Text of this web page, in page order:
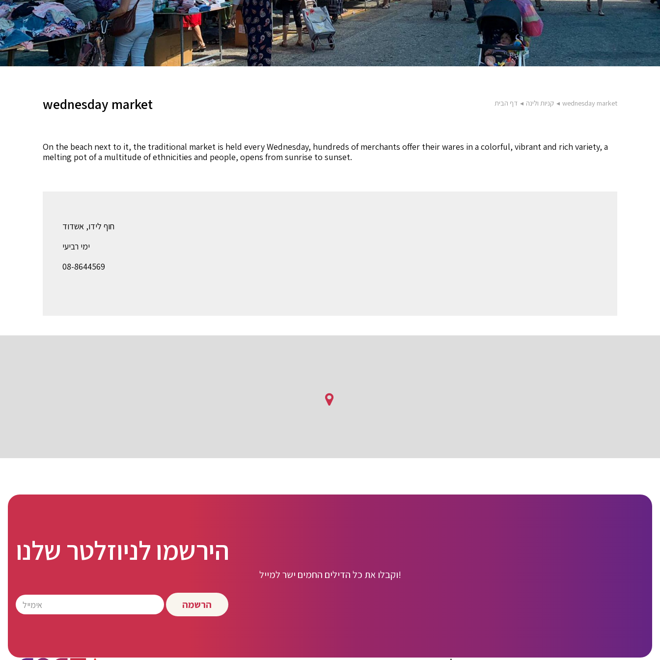
wednesday market דף הבית ◂ קניות ולינה ◂ wednesday market
On the beach next to it, the traditional market is held every Wednesday, hundreds of merchants offer their wares in a colorful, vibrant and rich variety, a
melting pot of a multitude of ethnicities and people, opens from sunrise to sunset.
חוף לידו, אשדוד
ימי רביעי
08-8644569
הירשמו לניוזלטר שלנו
וקבלו את כל הדילים החמים ישר למייל!
הרשמה